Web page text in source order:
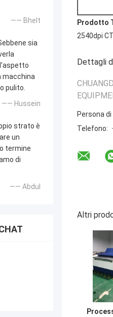
—— Bhelt
sia
macchina
pulito.
—— Hussein
strato è
un
termine
di
—— Abdul
Prodotto
2540dpi
Dettagli
Persona
Telefono:
Altri